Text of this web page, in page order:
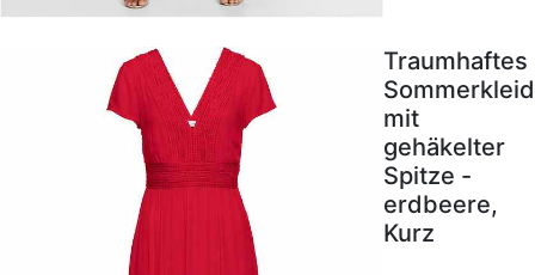
Traumhaftes
Sommerkleid
mit
gehäkelter
Spitze -
erdbeere,
Kurz